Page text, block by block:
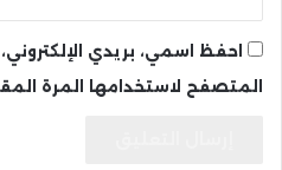
احفظ اسمي، بريدي
المتصفح لاستخدامها المرة